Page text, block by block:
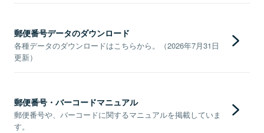
郵便番号データのダウンロード
各種データのダウンロードはこちらから。（2026年7月31日
更新）
郵便番号・バーコードマニュアル
郵便番号や、バーコードに関するマニュアルを掲載していま
す。